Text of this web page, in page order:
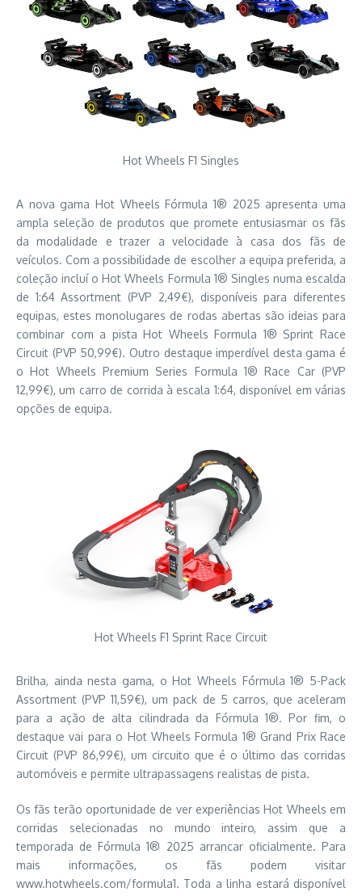
Hot Wheels F1 Singles
A nova gama Hot Wheels Fórmula 1® 2025 apresenta uma
ampla seleção de produtos que promete entusiasmar os fãs
da modalidade e trazer a velocidade à casa dos fãs de
veículos. Com a possibilidade de escolher a equipa preferida, a
coleção incluí o Hot Wheels Formula 1® Singles numa escalda
de 1:64 Assortment (PVP 2,49€), disponíveis para diferentes
equipas, estes monolugares de rodas abertas são ideias para
combinar com a pista Hot Wheels Formula 1® Sprint Race
Circuit (PVP 50,99€). Outro destaque imperdível desta gama é
o Hot Wheels Premium Series Formula 1® Race Car (PVP
12,99€), um carro de corrida à escala 1:64, disponível em várias
opções de equipa.
Hot Wheels F1 Sprint Race Circuit
Brilha, ainda nesta gama, o Hot Wheels Fórmula 1® 5-Pack
Assortment (PVP 11,59€), um pack de 5 carros, que aceleram
para a ação de alta cilindrada da Fórmula 1®. Por fim, o
destaque vai para o Hot Wheels Formula 1® Grand Prix Race
Circuit (PVP 86,99€), um circuito que é o último das corridas
automóveis e permite ultrapassagens realistas de pista.
Os fãs terão oportunidade de ver experiências Hot Wheels em
corridas selecionadas no mundo inteiro, assim que a
temporada de Fórmula 1® 2025 arrancar oficialmente. Para
mais informações, os fãs podem visitar
www.hotwheels.com/formula1. Toda a linha estará disponível